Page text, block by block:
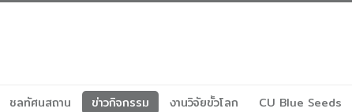
ชลทัศนสถาน ข่าวกิจกรรม งานวิจัยขั้วโลก CU Blue Seeds